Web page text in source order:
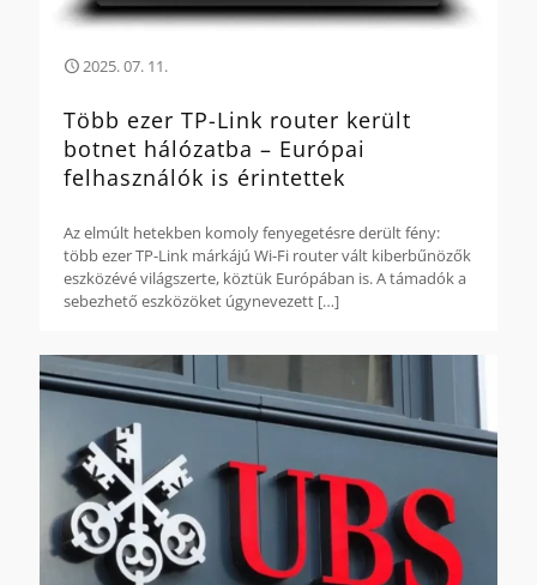
2025. 07. 11.
Több ezer TP-Link router került
botnet hálózatba – Európai
felhasználók is érintettek
Az elmúlt hetekben komoly fenyegetésre derült fény:
több ezer TP-Link márkájú Wi-Fi router vált kiberbűnözők
eszközévé világszerte, köztük Európában is. A támadók a
sebezhető eszközöket úgynevezett […]